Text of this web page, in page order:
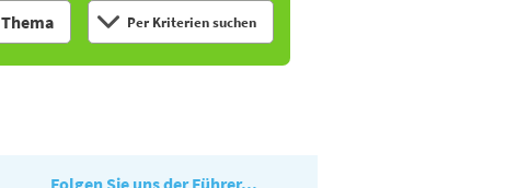
Thema Per Kriterien suchen
Folgen Sie uns der Führer...